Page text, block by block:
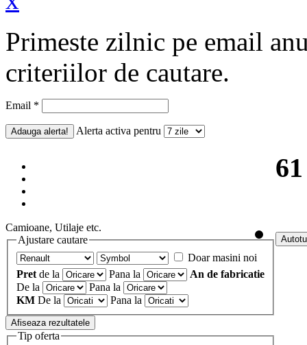
Primeste zilnic pe email
criteriilor de cautare.
Email *
Alerta activa pentru
Camioane, Utilaje etc.
Ajustare cautare
Doar masini noi
Pret de la Pana la
An de fabricatie
De la
Pana la
KM De la Pana la
Tip oferta